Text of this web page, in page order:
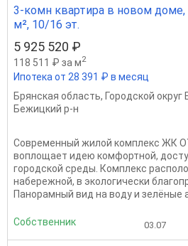
3-комн квартира в новом доме,
м², 10/16 эт.
5 925 520 ₽
118 511 ₽ за м2
Ипотека от 28 391 ₽ в месяц
Брянская область, Городской округ
Бежицкий р-н
Современный жилой комплекс ЖК О`
воплощает идею комфортной,
городской среды. Комплекс
набережной, в экологически
Панорамный вид на воду и зелёные
Собственник 03.07